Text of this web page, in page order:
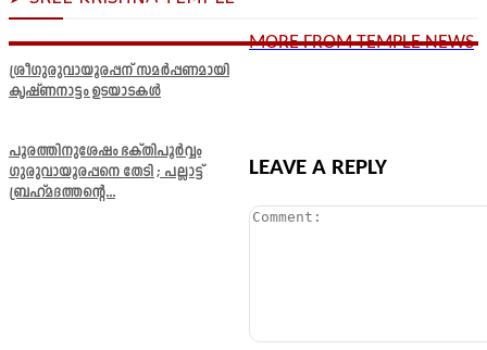
ശ്രീഗുരുവായൂരപ്പന് സമർപ്പണമായി
കൃഷ്ണനാട്ടം ഉടയാടകൾ
പൂരത്തിനുശേഷം ഭക്തിപൂർവ്വം
ഗുരുവായൂരപ്പനെ തേടി ; പല്ലാട്ട്
ബ്രഹ്മദത്തന്റെ...
MORE FROM TEMPLE NEWS
LEAVE A REPLY